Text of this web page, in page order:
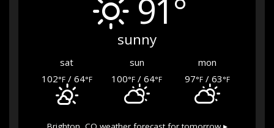
91°
sunny
sat sun
mon
102°F/ 64°F 100°F / 64°F 97°F/ 63°F